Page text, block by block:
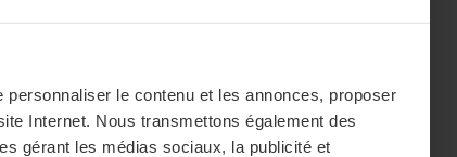
le contenu et les annonces, proposer
Internet. Nous transmettons également des
gérant les médias sociaux, la publicité et